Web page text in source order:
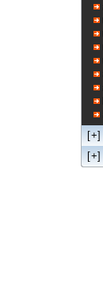
[+]
[+]